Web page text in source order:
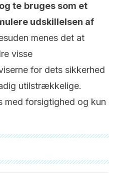
te bruges som et
udskillelsen af
menes det at
visse
for dets sikkerhed
utilstrækkelige.
med forsigtighed og kun
gennemgået af vores team